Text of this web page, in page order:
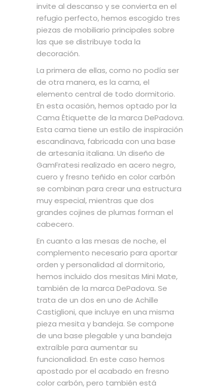
invite al descanso y se convierta en el
refugio perfecto, hemos escogido tres
piezas de mobiliario principales sobre
las que se distribuye toda la
decoración.
La primera de ellas, como no podía ser
de otra manera, es la cama, el
elemento central de todo dormitorio.
En esta ocasión, hemos optado por la
Cama Étiquette de la marca DePadova.
Esta cama tiene un estilo de inspiración
escandinava, fabricada con una base
de artesanía italiana. Un diseño de
GamFratesi realizado en acero negro,
cuero y fresno teñido en color carbón
se combinan para crear una estructura
muy especial, mientras que dos
grandes cojines de plumas forman el
cabecero.
En cuanto a las mesas de noche, el
complemento necesario para aportar
orden y personalidad al dormitorio,
hemos incluido dos mesitas Mini Mate,
también de la marca DePadova. Se
trata de un dos en uno de Achille
Castiglioni, que incluye en una misma
pieza mesita y bandeja. Se compone
de una base plegable y una bandeja
extraíble para aumentar su
funcionalidad. En este caso hemos
apostado por el acabado en fresno
color carbón, pero también está